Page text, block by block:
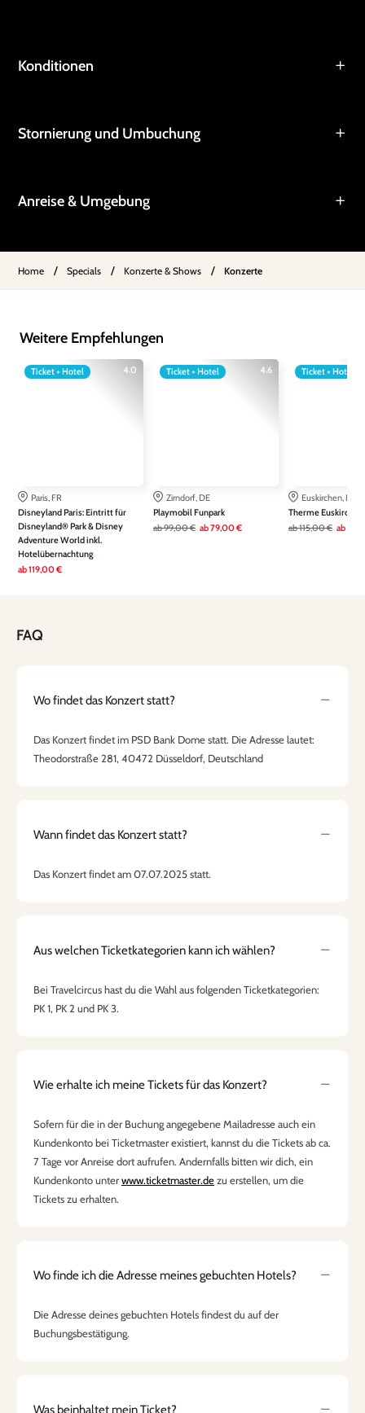
Konditionen
Stornierung und Umbuchung
Anreise & Umgebung
Home / Specials / Konzerte & Shows / Konzerte
Weitere Empfehlungen
4.0
Ticket + Hotel
Paris, FR
Disneyland Paris: Eintritt für
Disneyland® Park & Disney
Adventure World inkl.
Hotelübernachtung
ab119,00 €
4.6
Ticket + Hotel
Zirndorf, DE
Playmobil Funpark
ab99,00 € ab79,00 €
Ticket + Hotel
Euskirchen, DE
Therme Euskirchen
ab115,00 € ab
FAQ
Wo findet das Konzert statt?
Das Konzert findet im PSD Bank Dome statt. Die Adresse lautet:
Theodorstraße 281, 40472 Düsseldorf, Deutschland
Wann findet das Konzert statt?
Das Konzert findet am 07.07.2025 statt.
Aus welchen Ticketkategorien kann ich wählen?
Bei Travelcircus hast du die Wahl aus folgenden Ticketkategorien:
PK 1, PK 2 und PK 3.
Wie erhalte ich meine Tickets für das Konzert?
Sofern für die in der Buchung angegebene Mailadresse auch ein
Kundenkonto bei Ticketmaster existiert, kannst du die Tickets ab ca.
7 Tage vor Anreise dort aufrufen. Andernfalls bitten wir dich, ein
Kundenkonto unterwww.ticketmaster.dezu erstellen, um die
Tickets zu erhalten.
Wo finde ich die Adresse meines gebuchten Hotels?
Die Adresse deines gebuchten Hotels findest du auf der
Buchungsbestätigung.
Was beinhaltet mein Ticket?